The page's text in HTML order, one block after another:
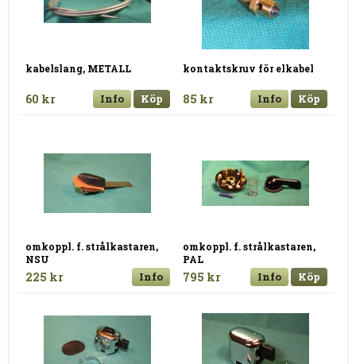
kabelslang, METALL
60 kr Info Köp
kontaktskruv för elkabel
85 kr Info Köp
omkoppl. f. strålkastaren,
NSU
225 kr Info
omkoppl. f. strålkastaren,
PAL
795 kr Info Köp